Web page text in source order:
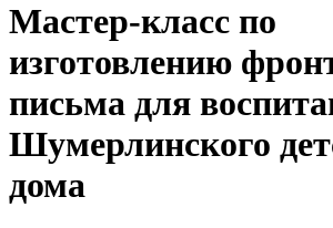
Мастер-класс по
изготовлению
письма для
Шумерлинского
дома